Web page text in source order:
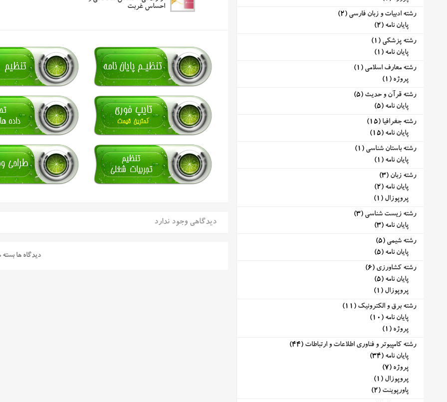
احساس غربت
دیدگاهی وجود ندارد
دیدگاه ها
رشته ادبیات و زبان فارسی (2)
پایان نامه (2)
رشته پزشکی (1)
پایان نامه (1)
رشته معارف اسلامی (1)
پروژه (1)
رشته قرآن و حدیث (5)
پایان نامه (5)
رشته جغرافیا (15)
پایان نامه (15)
رشته باستان شناسی (1)
پایان نامه (1)
رشته زبان (3)
پایان نامه (2)
پروپوزال (1)
رشته زیست شناسی (3)
پایان نامه (3)
رشته شیمی (5)
پایان نامه (5)
رشته کشاورزی (6)
پایان نامه (5)
پروپوزال (1)
رشته برق و الکترونیک (11)
پایان نامه (10)
پروژه (1)
رشته کامپیوتر و فناوری اطلاعات و ارتباطات (44)
پایان نامه (34)
پروژه (7)
پروپوزال (1)
پاورپوینت (2)